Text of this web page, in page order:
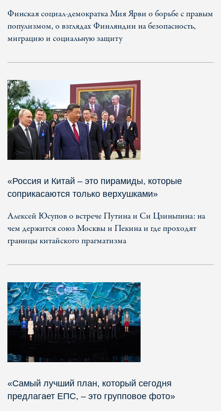
Финская социал-демократка Мия Ярви о борьбе с правым
популизмом, о взглядах Финляндии на безопасность,
миграцию и социальную защиту
«Россия и Китай – это пирамиды, которые
соприкасаются только верхушками»
Алексей Юсупов о встрече Путина и Си Цзиньпина: на
чем держится союз Москвы и Пекина и где проходят
границы китайского прагматизма
«Самый лучший план, который сегодня
предлагает ЕПС, – это групповое фото»